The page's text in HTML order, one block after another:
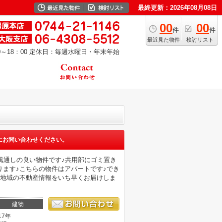
最終更新：2026年08月08日
00件
最近見た物件
00件
検討リスト
18：00 定休日：毎週水曜日・年末年始
問い合わせください。
しの良い物件です♪共用部にゴミ置き
す♪こちらの物件はアパートです♪でき
域の不動産情報をいち早くお届けしま
建物
年